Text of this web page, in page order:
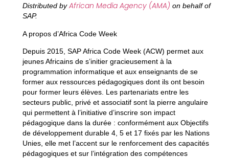
Distributed byAfrican Media Agency (AMA) on behalf of
SAP.
A propos d’Africa Code Week
Depuis 2015, SAP Africa Code Week (ACW) permet aux
jeunes Africains de s’initier gracieusement à la
programmation informatique et aux enseignants de se
former aux ressources pédagogiques dont ils ont besoin
pour former leurs élèves. Les partenariats entre les
secteurs public, privé et associatif sont la pierre angulaire
qui permettent à l’initiative d’inscrire son impact
pédagogique dans la durée : conformément aux Objectifs
de développement durable 4, 5 et 17 fixés par les Nations
Unies, elle met l’accent sur le renforcement des capacités
pédagogiques et sur l’intégration des compétences